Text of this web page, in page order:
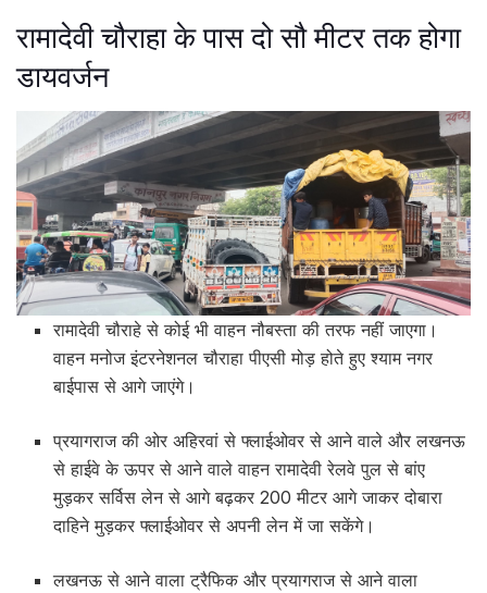
रामादेवी चौराहा के पास दो सौ मीटर तक होगा
डायवर्जन
रामादेवी चौराहे से कोई भी वाहन नौबस्ता की तरफ नहीं जाएगा।
वाहन मनोज इंटरनेशनल चौराहा पीएसी मोड़ होते हुए श्याम नगर
बाईपास से आगे जाएंगे।
प्रयागराज की ओर अहिरवां से फ्लाईओवर से आने वाले और लखनऊ
से हाईवे के ऊपर से आने वाले वाहन रामादेवी रेलवे पुल से बांए
मुड़कर सर्विस लेन से आगे बढ़कर 200 मीटर आगे जाकर दोबारा
दाहिने मुड़कर फ्लाईओवर से अपनी लेन में जा सकेंगे।
लखनऊ से आने वाला ट्रैफिक और प्रयागराज से आने वाला